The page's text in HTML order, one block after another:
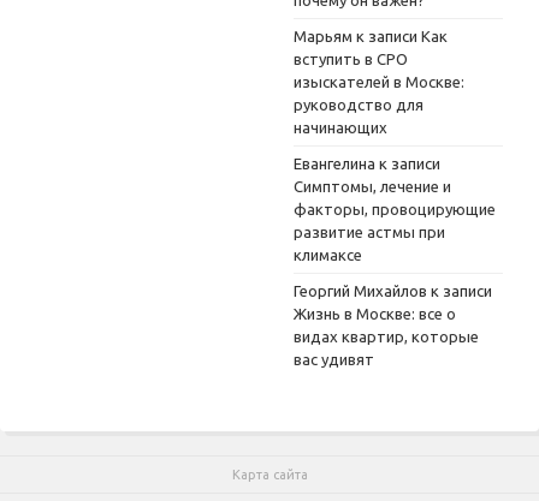
Марьям к записи Как
вступить в СРО
изыскателей в Москве:
руководство для
начинающих
Евангелина к записи
Симптомы, лечение и
факторы, провоцирующие
развитие астмы при
климаксе
Георгий Михайлов к записи
Жизнь в Москве: все о
видах квартир, которые
вас удивят
Карта сайта